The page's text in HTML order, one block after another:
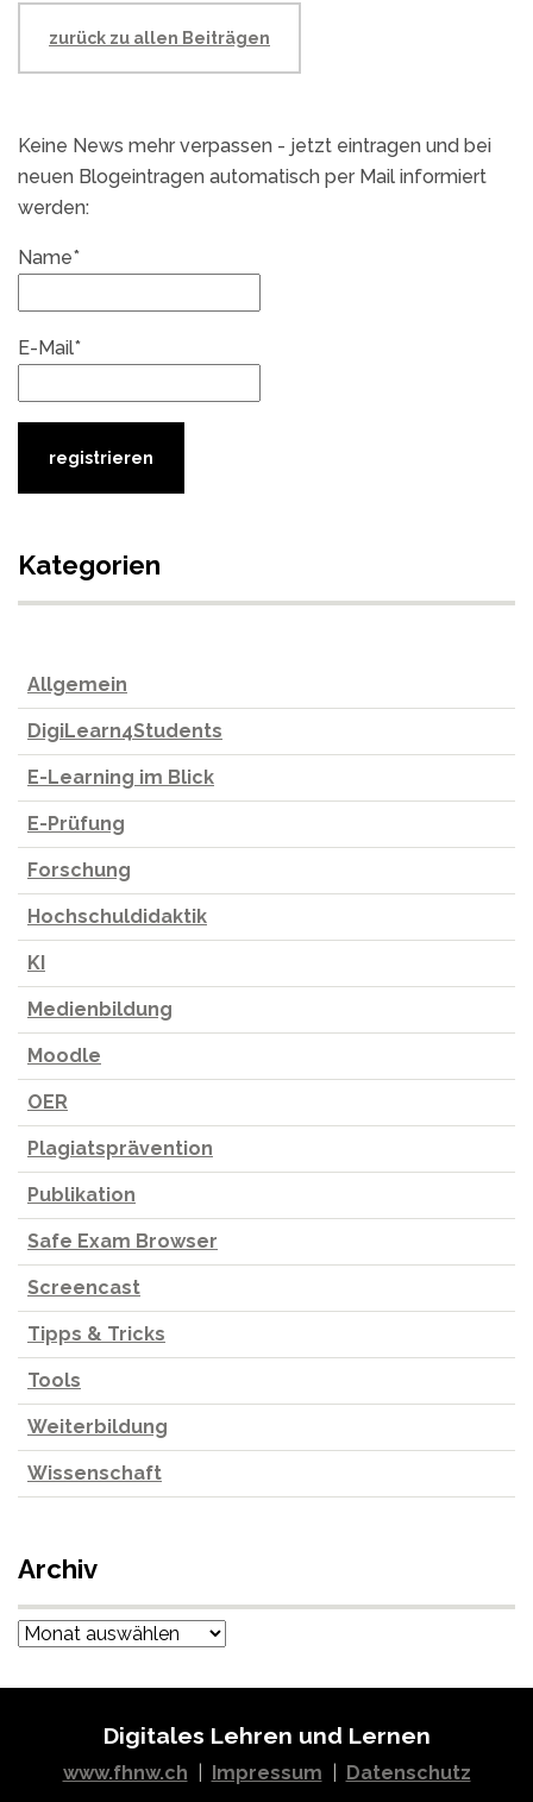
zurück zu allen Beiträgen
Keine News mehr verpassen - jetzt eintragen und bei
neuen Blogeintragen automatisch per Mail informiert
werden:
Name*
E-Mail*
Kategorien
Allgemein
DigiLearn4Students
E-Learning im Blick
E-Prüfung
Forschung
Hochschuldidaktik
KI
Medienbildung
Moodle
OER
Plagiatsprävention
Publikation
Safe Exam Browser
Screencast
Tipps & Tricks
Tools
Weiterbildung
Wissenschaft
Archiv
Archiv
Digitales Lehren und Lernen
www.fhnw.ch Impressum Datenschutz